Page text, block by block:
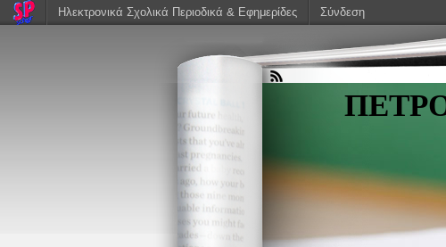
Ηλεκτρονικά Σχολικά Περιοδικά & Εφημερίδες Σύνδεση